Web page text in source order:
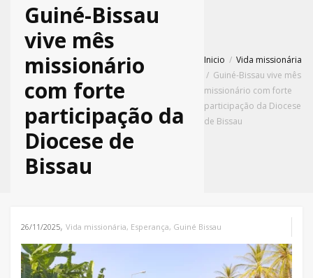
Guiné-Bissau
vive mês
missionário
com forte
participação da
Diocese de
Bissau
Inicio
Vida missionária
Guiné-Bissau vive mês
missionário com forte
participação da Diocese
de Bissau
26/11/2025, Vida missionária, Esperança, Guiné Bissau